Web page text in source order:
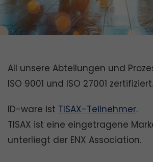
All unsere Abteilungen und
ISO 9001 und ISO 27001 zertifiziert.
ID-ware ist TISAX-Teilnehmer.
TISAX ist eine eingetragene
unterliegt der ENX Association.